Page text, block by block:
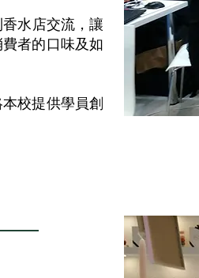
水店交流，讓
者的口味及如
校提供學員創